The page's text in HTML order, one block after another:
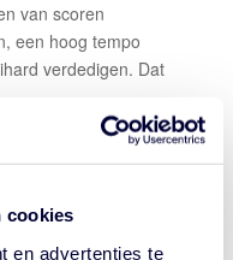
cookies
en advertenties te
van scoren
een hoog tempo
verdedigen. Dat
hoeft de ranke
"De verdediging. Ik
lastig voor de
anders dat kan ik